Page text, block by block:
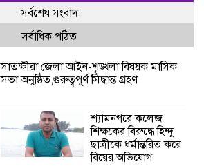
সর্বশেষ সংবাদ
সর্বাধিক পঠিত
সাতক্ষীরা জেলা আইন-শৃঙ্খলা বিষয়ক মাসিক
সভা অনুষ্ঠিত,গুরুত্বপূর্ণ সিদ্ধান্ত গ্রহণ
শ্যামনগরে কলেজ
শিক্ষকের বিরুদ্ধে হিন্দু
ছাত্রীকে ধর্মান্তরিত করে
বিয়ের অভিযোগ